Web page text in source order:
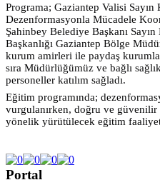
Programa; Gaziantep Valisi Sayın
Dezenformasyonla Mücadele
Şahinbey Belediye Başkanı
Başkanlığı Gaziantep Bölge
kurum amirleri ile paydaş
sıra Müdürlüğümüz ve bağlı
personeller katılım sağladı.
Eğitim programında;
vurgulanırken, doğru ve güvenilir
yönelik yürütülecek eğitim
Portal